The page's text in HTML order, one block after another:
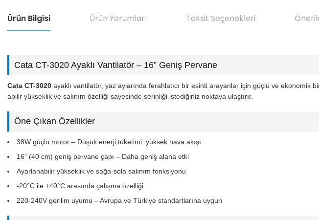
Ürün Bilgisi Ürün Yorumları Taksit Seçenekleri
Cata CT-3020 Ayaklı Vantilatör – 16” Geniş Pervane
Cata CT-3020 ayaklı vantilatör, yaz aylarında ferahlatıcı bir esinti arayanlar için güçlü ve
abilir yükseklik ve salınım özelliği sayesinde serinliği istediğiniz noktaya ulaştırır.
Öne Çıkan Özellikler
38W güçlü motor – Düşük enerji tüketimi, yüksek hava akışı
16” (40 cm) geniş pervane çapı – Daha geniş alana etki
Ayarlanabilir yükseklik ve sağa-sola salınım fonksiyonu
-20°C ile +40°C arasında çalışma özelliği
220-240V gerilim uyumu – Avrupa ve Türkiye standartlarına uygun